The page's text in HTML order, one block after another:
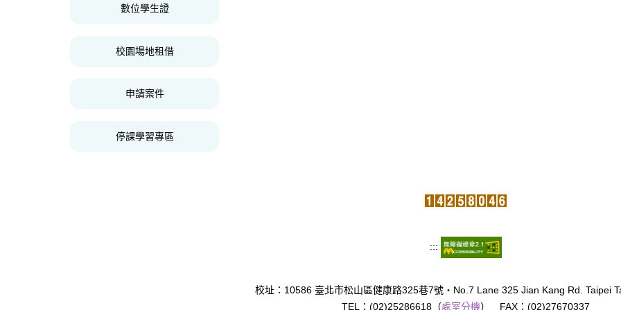
數位學生證
校園場地租借
申請案件
停課學習專區
:::
校址：10586 臺北市松山區健康路325巷7號‧No.7 Lane 325 Jian Kang Rd. Taipei
TEL：(02)25286618（處室分機） FAX：(02)27670337